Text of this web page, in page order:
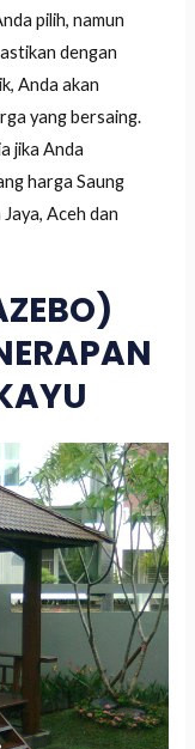
pilih, namun
dengan
Anda akan
yang bersaing.
jika Anda
harga Saung
Aceh dan